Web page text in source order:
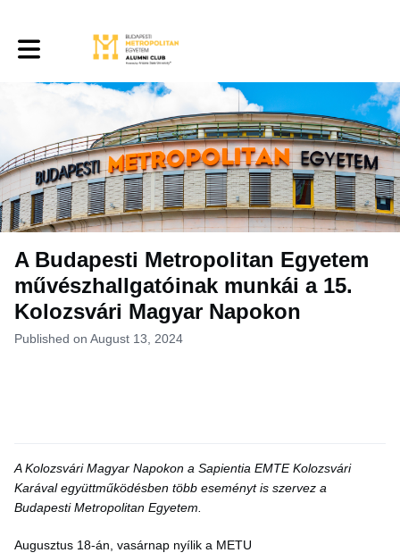
Toggle main navigation
A Budapesti Metropolitan Egyetem
művészhallgatóinak munkái a 15.
Kolozsvári Magyar Napokon
Published on August 13, 2024
A Kolozsvári Magyar Napokon a Sapientia EMTE Kolozsvári
Karával együttműködésben több eseményt is szervez a
Budapesti Metropolitan Egyetem.
Augusztus 18-án, vasárnap nyílik a METU